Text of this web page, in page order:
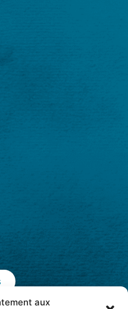
aux